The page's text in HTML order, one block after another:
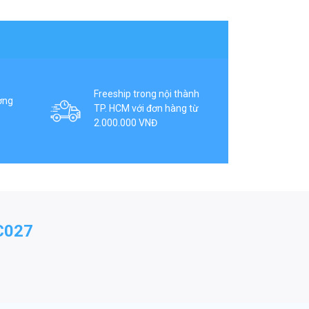
Freeship trong nội thành
TP. HCM với đơn hàng từ
2.000.000 VNĐ